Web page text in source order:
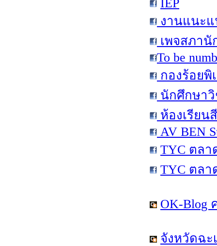
IEP
งานแนะแ
เพจสภานั
To be
กองร้อยพิ
นักศึกษาวิ
ห้องเรียน
AV BEN
TYC ตล
TYC ตล
OK-Blog
จังหวัดฉะ